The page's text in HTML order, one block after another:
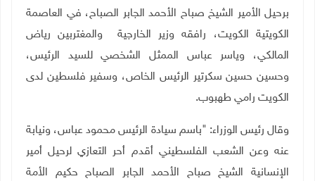
برحيل الأمير الشيخ صباح الأحمد الجابر الصباح، في العاصمة
الكويتية الكويت، رافقه وزير الخارجية والمغتربين رياض
المالكي، وياسر عباس الممثل الشخصي للسيد الرئيس،
وحسين حسين سكرتير الرئيس الخاص، وسفير فلسطين لدى
الكويت رامي طهبوب.
وقال رئيس الوزراء: "باسم سيادة الرئيس محمود عباس، ونيابة
عنه وعن الشعب الفلسطيني أقدم أحر التعازي لرحيل أمير
الإنسانية الشيخ صباح الأحمد الجابر الصباح حكيم الأمة